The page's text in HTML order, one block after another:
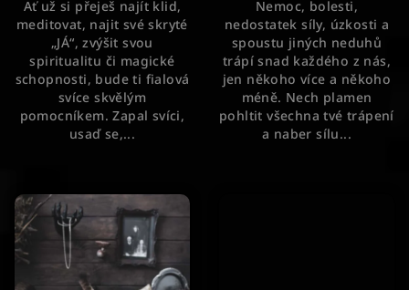
z
5
hvězdiček.
Ať už si přeješ najít klid,
meditovat, najit své skryté
„JÁ“, zvýšit svou
spiritualitu či magické
schopnosti, bude ti fialová
svíce skvělým
pomocníkem. Zapal svíci,
usaď se,...
Nemoc, bolesti,
nedostatek síly, úzkosti a
spoustu jiných neduhů
trápí snad každého z nás,
jen někoho více a někoho
méně. Nech plamen
pohltit všechna tvé trápení
a naber sílu...